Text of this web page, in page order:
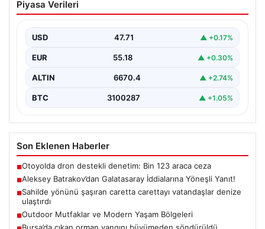
İddialarına Yöneşli Yanıt!
genç futbolcu Aleksey Batrakov, adı Galatasaray ile…
Piyasa Verileri
USD 47.71 ▲ +0.17%
EUR 55.18 ▲ +0.30%
ALTIN 6670.4 ▲ +2.74%
BTC 3100287 ▲ +1.05%
Son Eklenen Haberler
■Otoyolda dron destekli denetim: Bin 123 araca ceza
■Aleksey Batrakov’dan Galatasaray İddialarına Yöneşli Yanıt!
■Sahilde yönünü şaşıran caretta carettayı vatandaşlar denize
ulaştırdı
■Outdoor Mutfaklar ve Modern Yaşam Bölgeleri